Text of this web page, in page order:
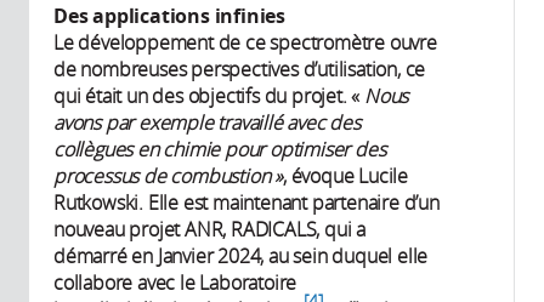
Des applications infinies
Le développement de ce spectromètre ouvre
de nombreuses perspectives d’utilisation, ce
qui était un des objectifs du projet. « Nous
avons par exemple travaillé avec des
collègues en chimie pour optimiser des
processus de combustion », évoque Lucile
Rutkowski. Elle est maintenant partenaire d’un
nouveau projet ANR, RADICALS, qui a
démarré en Janvier 2024, au sein duquel elle
collabore avec le Laboratoire